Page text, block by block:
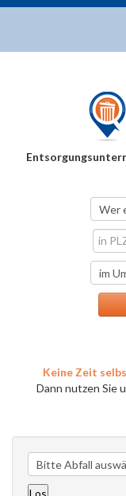
Keine Zeit
Dann nutzen Sie